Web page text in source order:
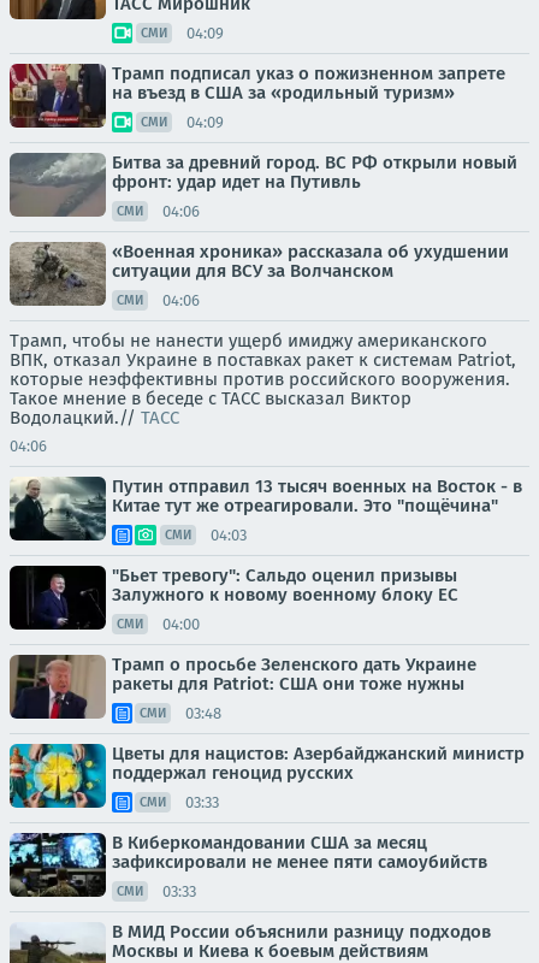
СМИ 04:09
Трамп подписал указ о пожизненном запрете
на въезд в США за «родильный туризм»
СМИ 04:09
Битва за древний город. ВС РФ открыли новый
фронт: удар идет на Путивль
СМИ 04:06
«Военная хроника» рассказала об ухудшении
ситуации для ВСУ за Волчанском
СМИ 04:06
Трамп, чтобы не нанести ущерб имиджу американского
ВПК, отказал Украине в поставках ракет к системам Patriot,
которые неэффективны против российского вооружения.
Такое мнение в беседе с ТАСС высказал Виктор
Водолацкий.// ТАСС
04:06
Путин отправил 13 тысяч военных на Восток - в
Китае тут же отреагировали. Это "пощёчина"
СМИ 04:03
"Бьет тревогу": Сальдо оценил призывы
Залужного к новому военному блоку ЕС
СМИ 04:00
Трамп о просьбе Зеленского дать Украине
ракеты для Patriot: США они тоже нужны
СМИ 03:48
Цветы для нацистов: Азербайджанский министр
поддержал геноцид русских
СМИ 03:33
В Киберкомандовании США за месяц
зафиксировали не менее пяти самоубийств
СМИ 03:33
В МИД России объяснили разницу подходов
Москвы и Киева к боевым действиям